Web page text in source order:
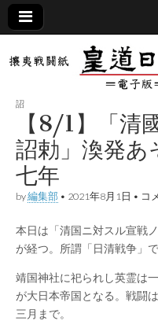
皇道
日報
（防
共新
聞）
電子
版
敬神
尊皇
｜昭
和八
年創
刊
皇道
実
践
攘夷
紙
詔
【8/1】「清
詔勅」渙発あ
七年
by編集部 • 2021年8月1日 • 【
ニ
対
ス
宣
戦
コ
本日は「清国ニ対スル宣戦
が経つ。所謂「日清戦争」で
靖国神社に祀られし英霊は
が大日本帝国となる。戦闘
三月まで。